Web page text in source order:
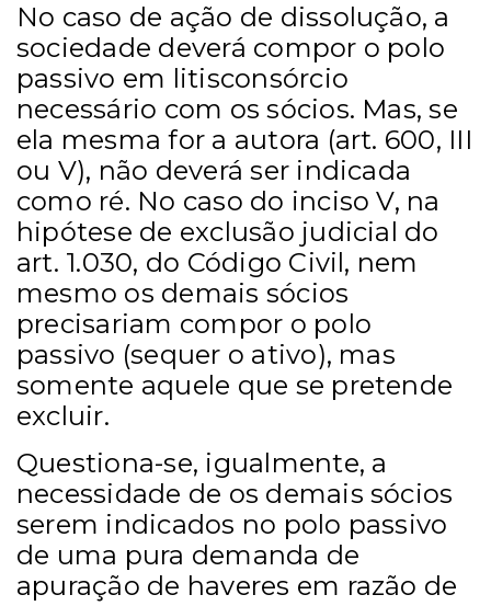
No caso de ação de dissolução, a
sociedade deverá compor o polo
passivo em litisconsórcio
necessário com os sócios. Mas, se
ela mesma for a autora (art. 600, III
ou V), não deverá ser indicada
como ré. No caso do inciso V, na
hipótese de exclusão judicial do
art. 1.030, do Código Civil, nem
mesmo os demais sócios
precisariam compor o polo
passivo (sequer o ativo), mas
somente aquele que se pretende
excluir.
Questiona-se, igualmente, a
necessidade de os demais sócios
serem indicados no polo passivo
de uma pura demanda de
apuração de haveres em razão de